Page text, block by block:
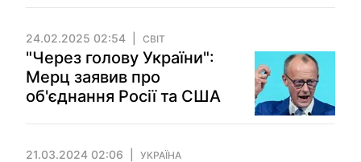
24.02.2025 02:54 СВІТ
"Через голову України":
Мерц заявив про
об'єднання Росії та США
21.03.2024 02:06 УКРАЇНА